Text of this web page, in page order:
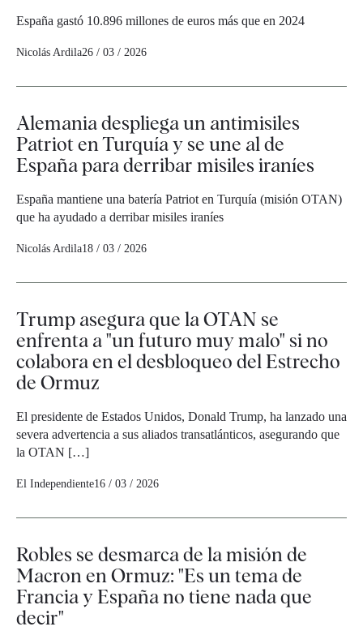
España gastó 10.896 millones de euros más que en 2024
Nicolás Ardila26 / 03 / 2026
Alemania despliega un antimisiles
Patriot en Turquía y se une al de
España para derribar misiles iraníes
España mantiene una batería Patriot en Turquía (misión OTAN)
que ha ayudado a derribar misiles iraníes
Nicolás Ardila18 / 03 / 2026
Trump asegura que la OTAN se
enfrenta a "un futuro muy malo" si no
colabora en el desbloqueo del Estrecho
de Ormuz
El presidente de Estados Unidos, Donald Trump, ha lanzado una
severa advertencia a sus aliados transatlánticos, asegurando que
la OTAN […]
El Independiente16 / 03 / 2026
Robles se desmarca de la misión de
Macron en Ormuz: "Es un tema de
Francia y España no tiene nada que
decir"